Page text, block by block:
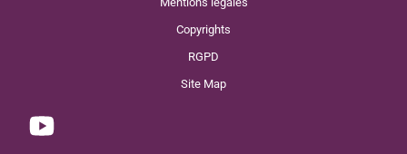
Copyrights
RGPD
Site Map